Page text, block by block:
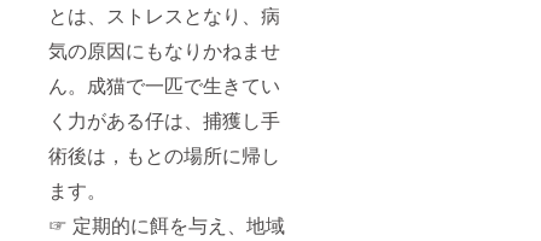
とは、ストレスとなり、病
気の原因にもなりかねませ
ん。成猫で一匹で生きてい
く力がある仔は、捕獲し手
術後は，もとの場所に帰し
ます。
☞ 定期的に餌を与え、地域